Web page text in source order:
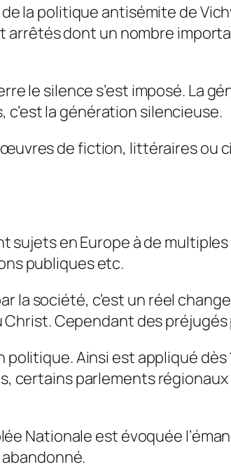
la politique antisémite de
arrêtés dont un nombre
le silence s’est imposé. La
c’est la génération silencieuse.
de fiction, littéraires ou
sujets en Europe à de
publiques etc.
la société, c’est un réel
Christ. Cependant des
Ainsi est appliqué dès
certains parlements
Nationale est évoquée